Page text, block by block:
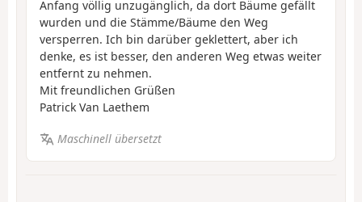
Anfang völlig unzugänglich, da dort Bäume gefällt
wurden und die Stämme/Bäume den Weg
versperren. Ich bin darüber geklettert, aber ich
denke, es ist besser, den anderen Weg etwas weiter
entfernt zu nehmen.
Mit freundlichen Grüßen
Patrick Van Laethem
Maschinell übersetzt